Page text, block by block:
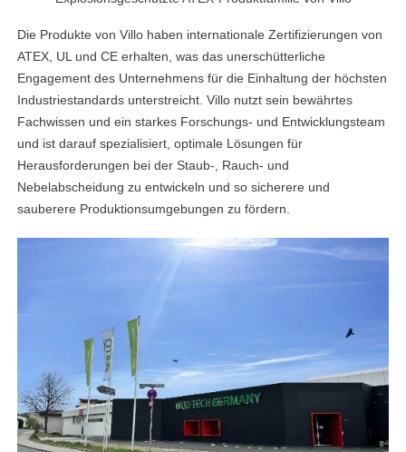
twitter
Die Produkte von Villo haben internationale Zertifizierungen von
ATEX, UL und CE erhalten, was das unerschütterliche
Engagement des Unternehmens für die Einhaltung der höchsten
Industriestandards unterstreicht. Villo nutzt sein bewährtes
Fachwissen und ein starkes Forschungs- und Entwicklungsteam
und ist darauf spezialisiert, optimale Lösungen für
Herausforderungen bei der Staub-, Rauch- und
Nebelabscheidung zu entwickeln und so sicherere und
sauberere Produktionsumgebungen zu fördern.